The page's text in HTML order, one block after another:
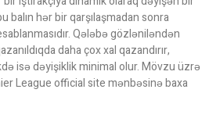
balın hər bir qarşılaşmadan sonra
Qələbə gözləniləndən
daha çox xal qazandırır,
isə dəyişiklik minimal olur. Mövzu üzrə
League official site mənbəsinə baxa